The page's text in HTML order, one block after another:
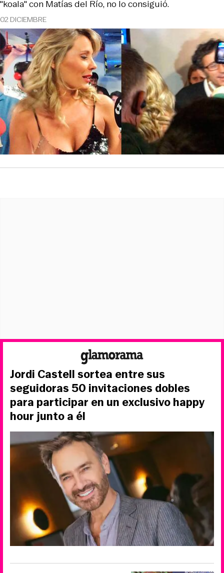
02 DICIEMBRE
"koala" con Matías del Río, no lo consiguió.
Jordi Castell sortea entre sus
seguidoras 50 invitaciones dobles
para participar en un exclusivo happy
hour junto a él